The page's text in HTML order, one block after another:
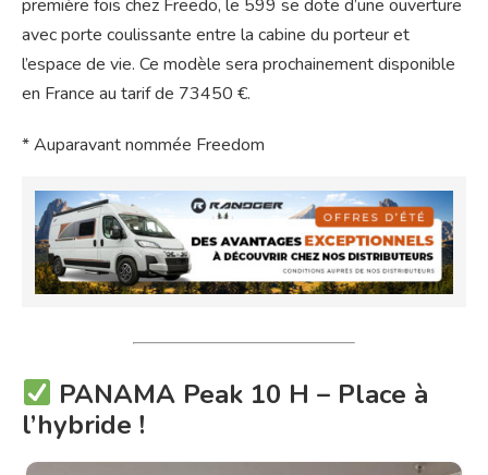
première fois chez Freedo, le 599 se dote d’une ouverture
avec porte coulissante entre la cabine du porteur et
l’espace de vie. Ce modèle sera prochainement disponible
en France au tarif de 73450 €.
* Auparavant nommée Freedom
PANAMA Peak 10 H – Place à
l’hybride !